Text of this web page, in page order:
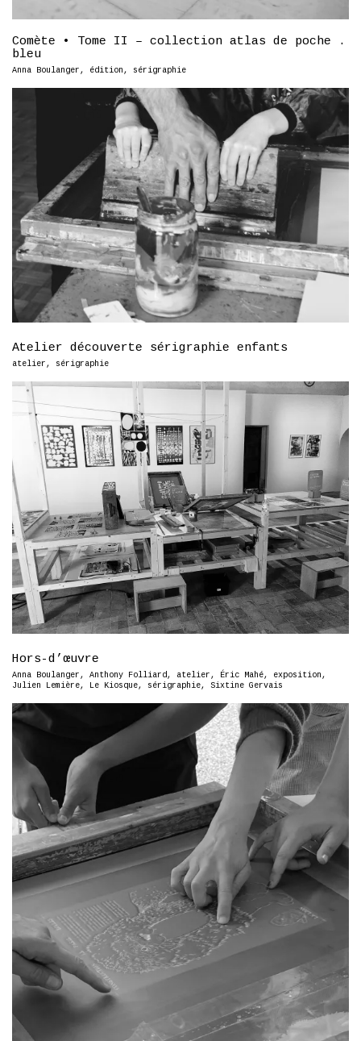
Comète • Tome II – collection atlas de poche .
bleu
Anna Boulanger, édition, sérigraphie
Atelier découverte sérigraphie enfants
atelier, sérigraphie
Hors-d’œuvre
Anna Boulanger, Anthony Folliard, atelier, Éric Mahé, exposition,
Julien Lemière, Le Kiosque, sérigraphie, Sixtine Gervais